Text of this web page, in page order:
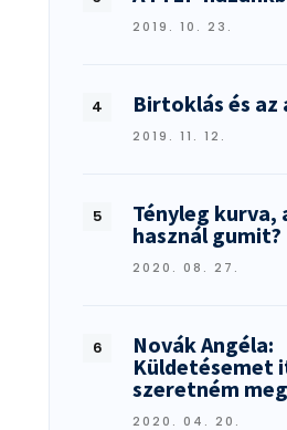
2019. 10. 23.
Birtoklás és az
2019. 11. 12.
Tényleg kurva,
használ gumit?
2020. 08. 27.
Novák Angéla:
Küldetésemet
szeretném
2020. 04. 20.